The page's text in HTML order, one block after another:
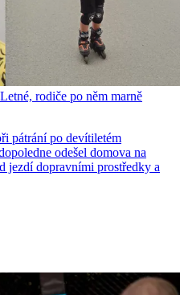
rodiče po něm marně
pátrání po devítiletém
odešel domova na
jezdí dopravními prostředky a